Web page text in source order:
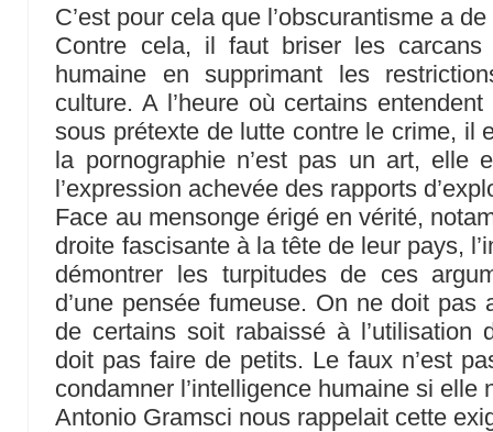
C’est pour cela que l’obscurantisme a
Contre cela, il faut briser les carcans
humaine en supprimant les
culture. A l’heure où certains
sous prétexte de lutte contre le crime, il
la pornographie n’est pas un art, elle
l’expression achevée des rapports
Face au mensonge érigé en vérité,
droite fascisante à la tête de leur pays,
démontrer les turpitudes de ces
d’une pensée fumeuse. On ne doit pas
de certains soit rabaissé à l’utilisation
doit pas faire de petits. Le faux n’est
condamner l’intelligence humaine si elle
Antonio Gramsci nous rappelait cette